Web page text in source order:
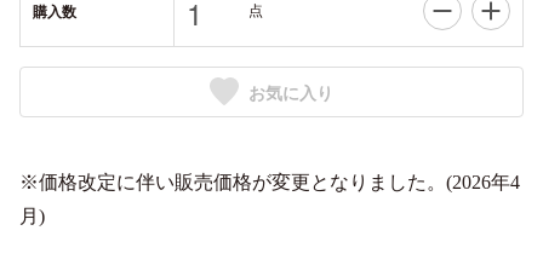
購入数 点
お気に入り
※価格改定に伴い販売価格が変更となりました。(2026年4
月)